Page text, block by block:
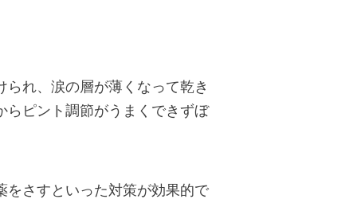
れ、涙の層が薄くなって乾き
らピント調節がうまくできずぼ
をさすといった対策が効果的で